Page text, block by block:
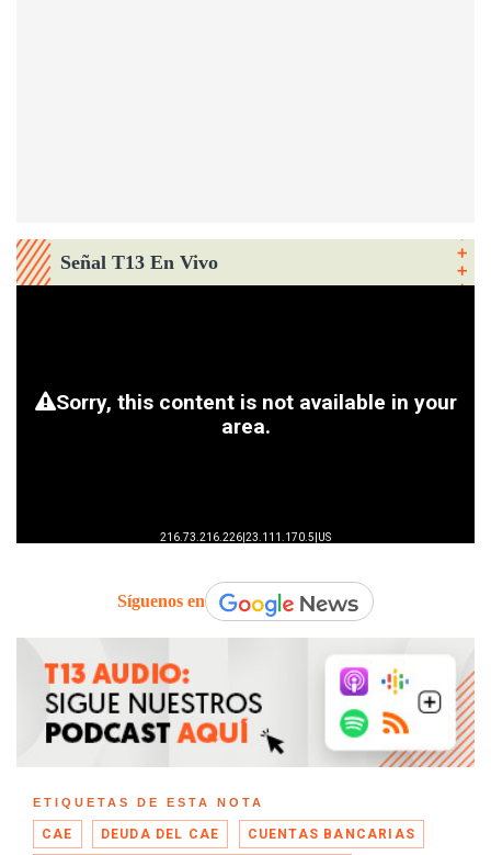
Señal T13 En Vivo
Síguenos en
ETIQUETAS DE ESTA NOTA
CAE DEUDA DEL CAE CUENTAS BANCARIAS